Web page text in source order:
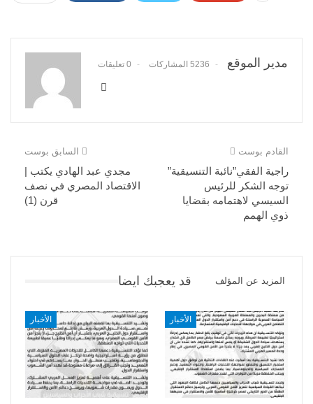
مدير الموقع 5236 المشاركات 0 تعليقات
السابق بوست
مجدي عبد الهادي يكتب |
الاقتصاد المصري في نصف
قرن (1)
القادم بوست
راجية الفقي”نائبة التنسيقية”
توجه الشكر للرئيس
السيسي لاهتمامه بقضايا
ذوي الهمم
قد يعجبك ايضا المزيد عن المؤلف
الأخبار الأخبار